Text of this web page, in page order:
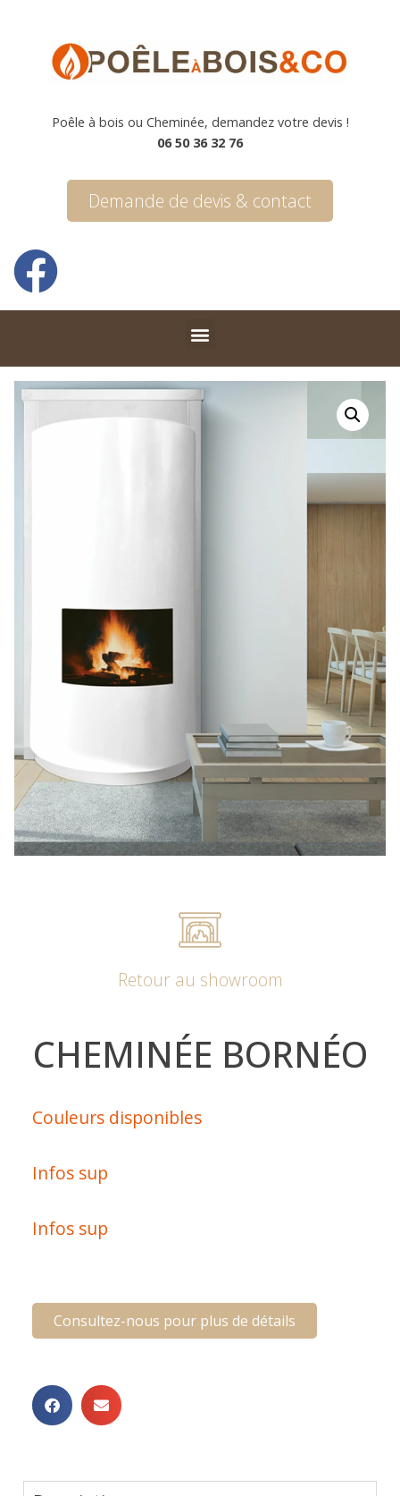
Poêle à bois ou Cheminée, demandez votre devis !
06 50 36 32 76
Demande de devis & contact
Retour au showroom
CHEMINÉE BORNÉO
Couleurs disponibles
Infos sup
Infos sup
Consultez-nous pour plus de détails